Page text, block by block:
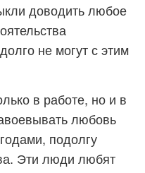
доводить любое
не могут с этим
в работе, но и в
любовь
подолгу
Эти люди любят